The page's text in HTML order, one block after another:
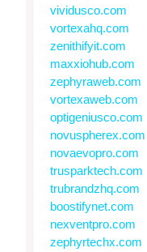
vividusco.com
vortexahq.com
zenithifyit.com
maxxiohub.com
zephyraweb.com
vortexaweb.com
optigeniusco.com
novuspherex.com
novaevopro.com
trusparktech.com
trubrandzhq.com
boostifynet.com
nexventpro.com
zephyrtechx.com